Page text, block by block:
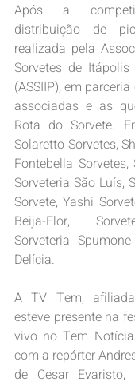
Após a
distribuição de
realizada pela
Sorvetes de
(ASSIIP), em
associadas e as
Rota do Sorvete.
Solaretto Sorvetes,
Fontebella
Sorveteria São Luís,
Sorvete, Yashi
Beija-Flor,
Sorveteria
Delícia.
A TV Tem,
esteve presente na
vivo no Tem
com a repórter
de Cesar Evaristo,